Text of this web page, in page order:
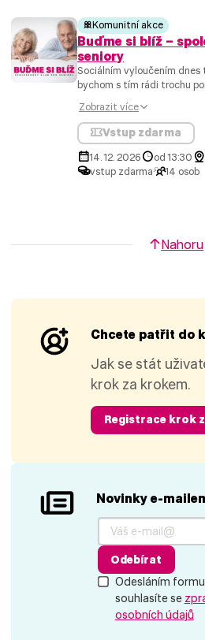
Komunitní akce
Buďme si blíž –
seniory
Sociálním vyloučením
bychom s tím rádi trochu
Zobrazit více
Vstup zdarma
14. 12. 2026 od 13:30
vstup zdarma
14 osob
Nahoru
Chcete patřit do
Jak se stát
krok za krokem.
Registrace krok
Novinky e-
Odesláním
souhlasíte se
osobních údajů
Odebírat